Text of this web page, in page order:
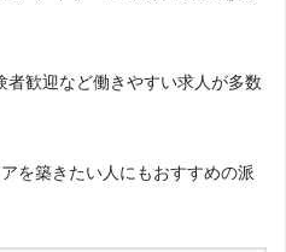
歓迎など働きやすい求人が多数
を築きたい人にもおすすめの派